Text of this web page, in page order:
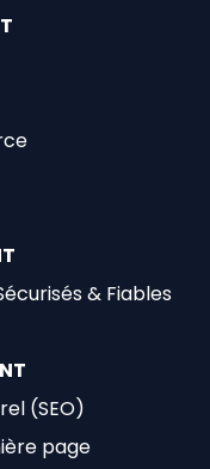
& Fiables
(SEO)
page